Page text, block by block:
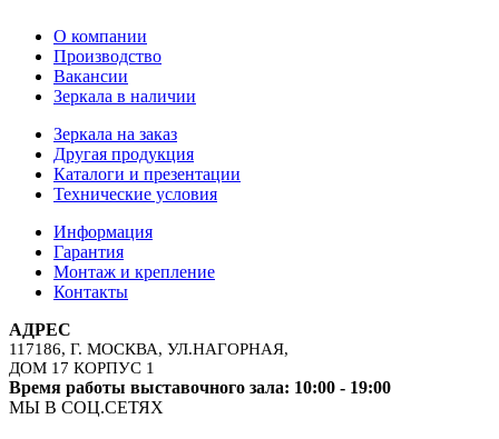
О компании
Производство
Вакансии
Зеркала в наличии
Зеркала на заказ
Другая продукция
Каталоги и презентации
Технические условия
Информация
Гарантия
Монтаж и крепление
Контакты
АДРЕС
117186, Г. МОСКВА, УЛ.НАГОРНАЯ,
ДОМ 17 КОРПУС 1
Время работы выставочного зала: 10:00 - 19:00
МЫ В СОЦ.СЕТЯХ